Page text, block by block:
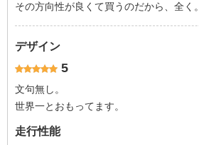
その方向性が良くて買うのだから、全く。
デザイン
5
文句無し。
世界一とおもってます。
走行性能